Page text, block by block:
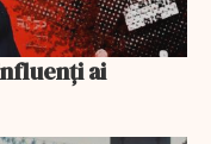
ai